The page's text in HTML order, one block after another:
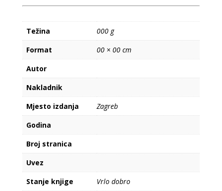
Težina
000 g
Format
00 × 00 cm
Autor
Nakladnik
Mjesto izdanja
Zagreb
Godina
Broj stranica
Uvez
Stanje knjige
Vrlo dobro